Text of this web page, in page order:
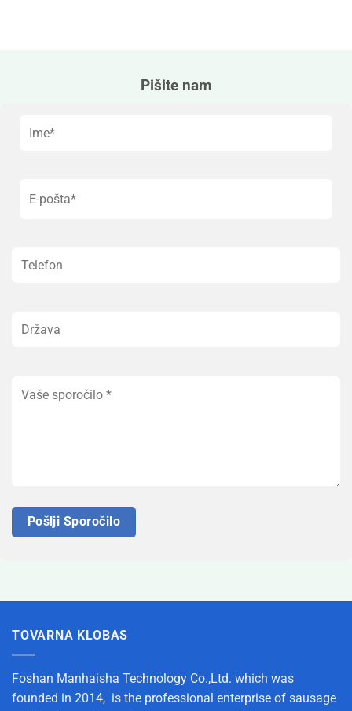
Pišite nam
TOVARNA KLOBAS
Foshan Manhaisha Technology Co.,Ltd. which was
founded in 2014, is the professional enterprise of sausage